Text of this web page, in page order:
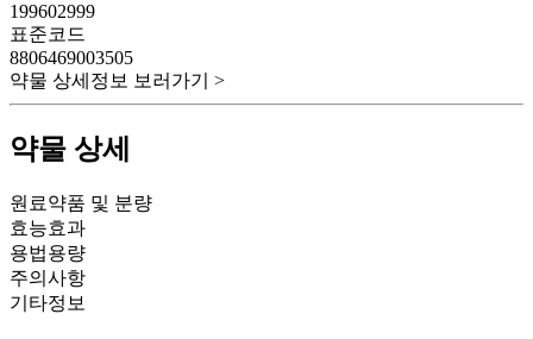
199602999
표준코드
8806469003505
약물 상세정보 보러가기 >
약물 상세
원료약품 및 분량
효능효과
용법용량
주의사항
기타정보